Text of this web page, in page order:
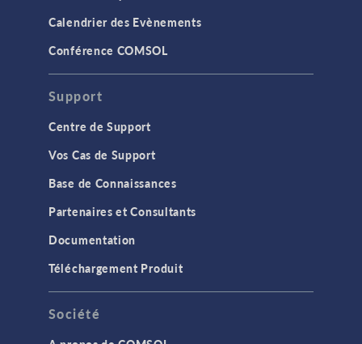
Calendrier des Evènements
Conférence COMSOL
Support
Centre de Support
Vos Cas de Support
Base de Connaissances
Partenaires et Consultants
Documentation
Téléchargement Produit
Société